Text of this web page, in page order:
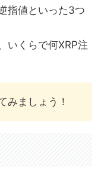
指値といった3つ
いくらで何XRP注
みましょう！